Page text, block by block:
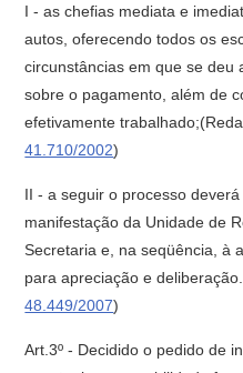
I - as chefias mediata e
autos, oferecendo todos os
circunstâncias em que se deu
sobre o pagamento, além de
efetivamente
41.710/2002)
II - a seguir o processo
manifestação da Unidade de
Secretaria e, na seqüência, à
para apreciação e
48.449/2007)
Art.3º - Decidido o pedido de